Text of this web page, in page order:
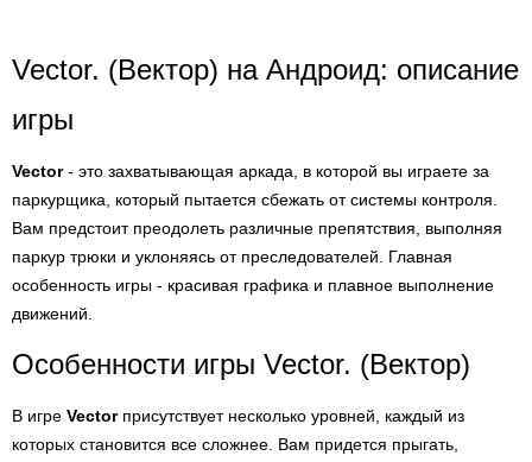
Vector. (Вектор) на Андроид: описание
игры
Vector- это захватывающая аркада, в которой вы играете за
паркурщика, который пытается сбежать от системы контроля.
Вам предстоит преодолеть различные препятствия, выполняя
паркур трюки и уклоняясь от преследователей. Главная
особенность игры - красивая графика и плавное выполнение
движений.
Особенности игры Vector. (Вектор)
В игре Vectorприсутствует несколько уровней, каждый из
которых становится все сложнее. Вам придется прыгать,